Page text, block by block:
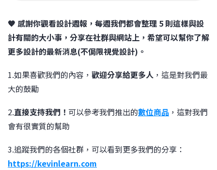
🧡 感謝你觀看設計週報，每週我們都會整理 5 則這樣與設
計有關的大小事，分享在社群與網站上，希望可以幫你了解
更多設計的最新消息(不侷限視覺設計)。
1.如果喜歡我們的內容， 歡迎分享給更多人 ，這是對我們最
大的鼓勵
2.直接支持我們！ 可以參考我們推出的數位商品 ，這對我們
會有很實質的幫助
3.追蹤我們的各個社群，可以看到更多我們的分享：
https://kevinlearn.com